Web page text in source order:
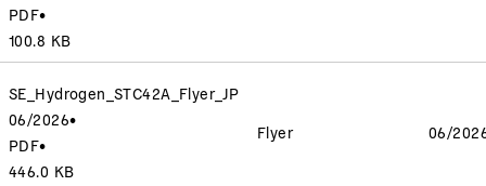
PDF•
100.8 KB
SE_Hydrogen_STC42A_Flyer_JP
06/2026•
PDF•
446.0 KB
Flyer 06/